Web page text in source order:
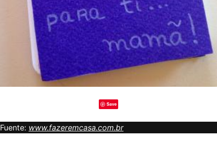
Save
Fuente: www.fazeremcasa.com.br